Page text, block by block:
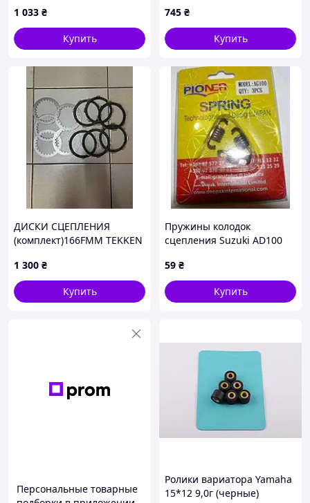
1 033 ₴
Купить
745 ₴
Купить
ДИСКИ СЦЕПЛЕНИЯ
(комплект)166FMM TEKKEN
1 300 ₴
Купить
Пружины колодок
сцепления Suzuki AD100
733351
59 ₴
Купить
Персональные товарные
Ролики вариатора Yamaha
15*12 9,0г (черные)